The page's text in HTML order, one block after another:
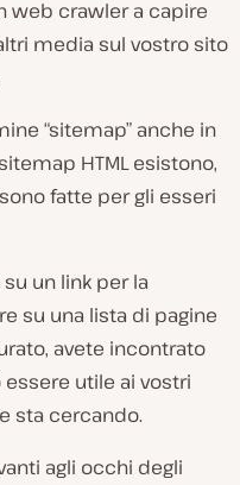
web crawler a capire
media sul vostro sito
“sitemap” anche in
HTML esistono,
fatte per gli esseri
un link per la
su una lista di pagine
avete incontrato
utile ai vostri
sta cercando.
agli occhi degli